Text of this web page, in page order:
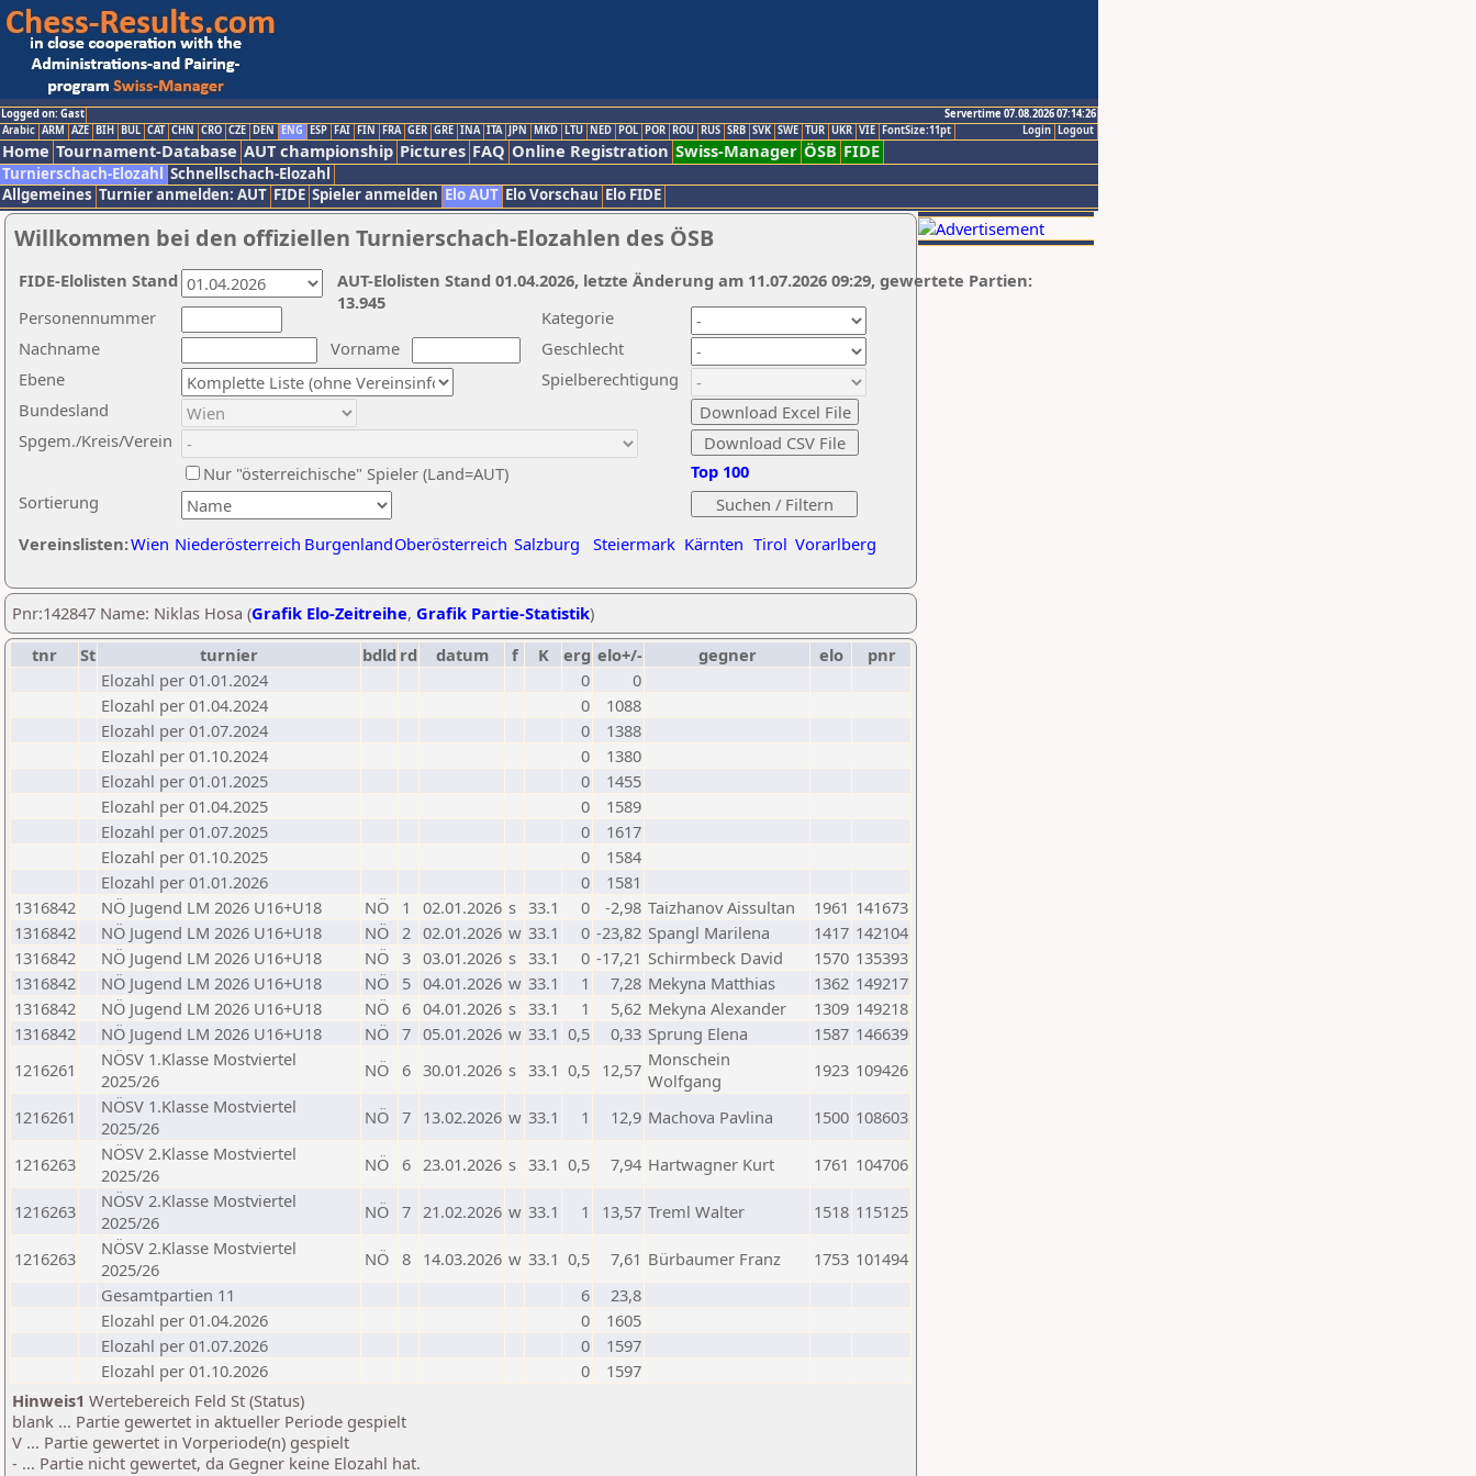
Logged on: Gast
Servertime 07.08.2026 07:14:26
Logout
Login
Arabic ARM AZE BIH BUL CAT CHN CRO CZE DEN ENG ESP FAI FIN FRA GER GRE INA ITA JPN MKD LTU NED POL POR ROU RUS SRB SVK SWE TUR UKR VIE FontSize:11pt
Home Tournament-Database AUT championship Pictures FAQ Online Registration Swiss-Manager ÖSB FIDE
Turnierschach-Elozahl Schnellschach-Elozahl
Allgemeines Turnier anmelden: AUT FIDE Spieler anmelden Elo AUT Elo Vorschau Elo FIDE
Willkommen bei den offiziellen Turnierschach-Elozahlen des ÖSB
Nachname
Vorname
Ebene
Kategorie
Sortierung
Personennummer
Bundesland
Spgem./Kreis/Verein
Geschlecht
Nur "österreichische" Spieler (Land=AUT)
Spielberechtigung
Vereinslisten:Wien Niederösterreich BurgenlandOberösterreich Salzburg Steiermark Kärnten Tirol Vorarlberg
Top 100
AUT-Elolisten Stand 01.04.2026, letzte Änderung am 11.07.2026 09:29, gewertete Partien:
13.945
FIDE-Elolisten Stand
Pnr:142847 Name: Niklas Hosa (Grafik Elo-Zeitreihe, Grafik Partie-Statistik)
tnr
St turnier bdld rd datum f K erg elo+/- gegner elo
pnr
Elozahl per 01.01.2024
0
0
Elozahl per 01.04.2024
0
1088
Elozahl per 01.07.2024
0
1388
Elozahl per 01.10.2024
0
1380
Elozahl per 01.01.2025
0
1455
Elozahl per 01.04.2025
0
1589
Elozahl per 01.07.2025
0
1617
Elozahl per 01.10.2025
0
1584
Elozahl per 01.01.2026
0
1581
1316842
NÖ Jugend LM 2026 U16+U18 NÖ 1 02.01.2026 s 33.1 0 -2,98 Taizhanov Aissultan 1961 141673
1316842
NÖ Jugend LM 2026 U16+U18 NÖ 2 02.01.2026 w 33.1 0 -23,82 Spangl Marilena 1417 142104
1316842
NÖ Jugend LM 2026 U16+U18 NÖ 3 03.01.2026 s 33.1 0 -17,21 Schirmbeck David 1570 135393
1316842
NÖ Jugend LM 2026 U16+U18 NÖ 5 04.01.2026 w 33.1 1 7,28 Mekyna Matthias 1362 149217
1316842
NÖ Jugend LM 2026 U16+U18 NÖ 6 04.01.2026 s 33.1 1 5,62 Mekyna Alexander 1309 149218
1316842
NÖ Jugend LM 2026 U16+U18 NÖ 7 05.01.2026 w 33.1 0,5 0,33 Sprung Elena 1587 146639
1216261
NÖSV 1.Klasse Mostviertel
2025/26
NÖ 6 30.01.2026 s 33.1 0,5 12,57 Monschein
Wolfgang
1923 109426
1216261
NÖSV 1.Klasse Mostviertel
2025/26
NÖ 7 13.02.2026 w 33.1 1 12,9 Machova Pavlina 1500 108603
1216263
NÖSV 2.Klasse Mostviertel
2025/26
NÖ 6 23.01.2026 s 33.1 0,5 7,94 Hartwagner Kurt 1761 104706
1216263
NÖSV 2.Klasse Mostviertel
2025/26
NÖ 7 21.02.2026 w 33.1 1 13,57 Treml Walter 1518 115125
1216263
NÖSV 2.Klasse Mostviertel
2025/26
NÖ 8 14.03.2026 w 33.1 0,5 7,61 Bürbaumer Franz 1753 101494
Gesamtpartien 11
6
23,8
Elozahl per 01.04.2026
0
1605
Elozahl per 01.07.2026
0
1597
Elozahl per 01.10.2026
0
1597
Hinweis1 Wertebereich Feld St (Status)
blank ... Partie gewertet in aktueller Periode gespielt
V ... Partie gewertet in Vorperiode(n) gespielt
- ... Partie nicht gewertet, da Gegner keine Elozahl hat.